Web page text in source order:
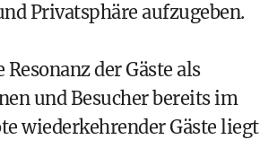
Privatsphäre aufzugeben.
der Gäste als
und Besucher bereits im
wiederkehrender Gäste liegt